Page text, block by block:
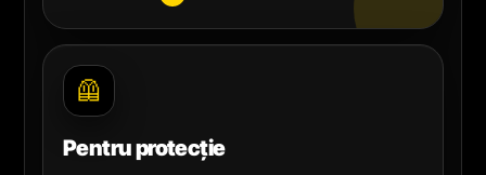
🦺
Pentru protecție